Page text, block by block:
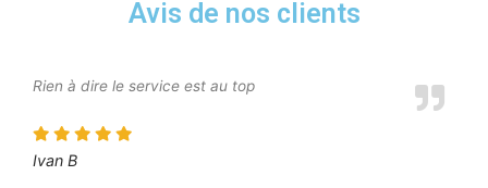
Avis de nos clients
Rien à dire le service est au top
Ivan B